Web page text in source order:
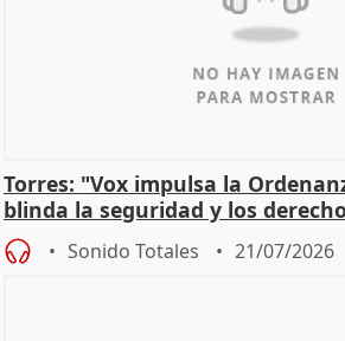
Torres: "Vox impulsa la
blinda la seguridad y los
control"
Sonido Totales 21/07/2026